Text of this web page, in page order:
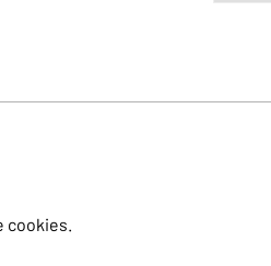
cookies.